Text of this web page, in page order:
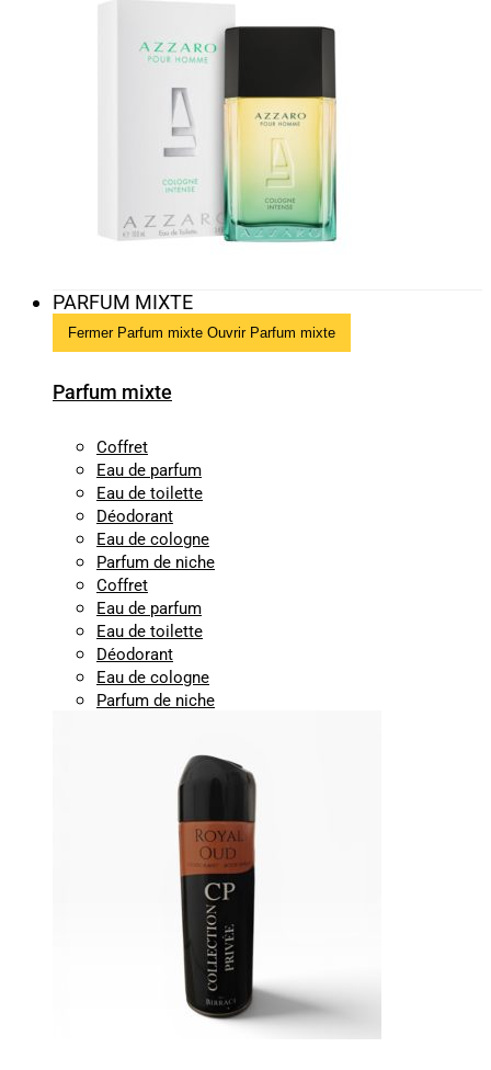
PARFUM MIXTE
Fermer Parfum mixte Ouvrir Parfum mixte
Parfum mixte
Coffret
Eau de parfum
Eau de toilette
Déodorant
Eau de cologne
Parfum de niche
Coffret
Eau de parfum
Eau de toilette
Déodorant
Eau de cologne
Parfum de niche